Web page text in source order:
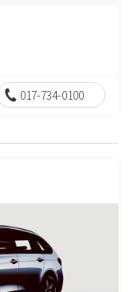
017-734-0100